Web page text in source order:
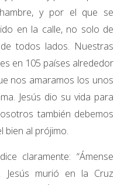
y por el que se
en la calle, no solo de
todos lados. Nuestras
en 105 países alrededor
nos amaramos los unos
Jesús dio su vida para
también debemos
bien al prójimo.
claramente: “Ámense
Jesús murió en la Cruz